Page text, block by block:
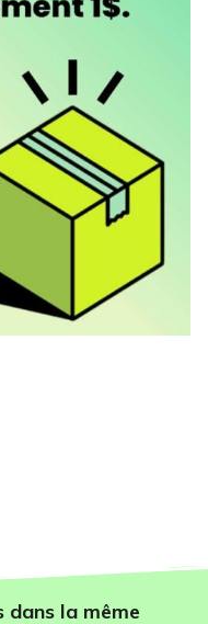
la même